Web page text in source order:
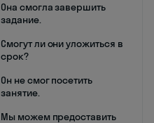
Она смогла завершить
задание.
Смогут ли они уложиться в
срок?
Он не смог посетить
занятие.
Мы можем предоставить